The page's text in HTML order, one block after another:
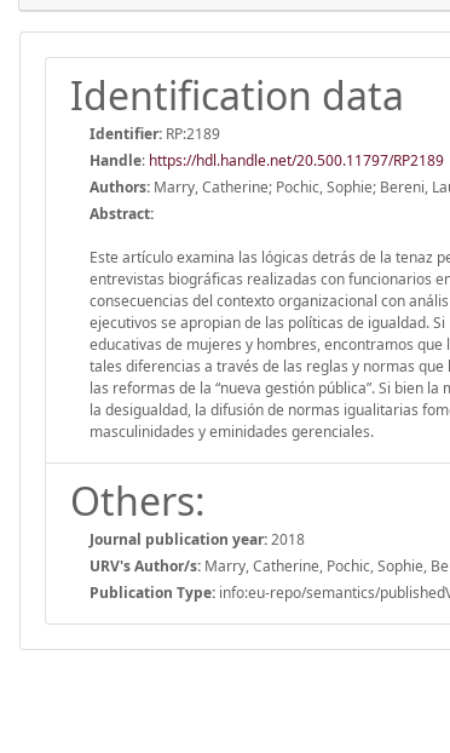
Identification data
Identifier: RP:2189
Handle: https://hdl.handle.net/20.500.11797/RP2189
Authors: Marry, Catherine; Pochic, Sophie; Bereni,
Abstract:
Este artículo examina las lógicas detrás de la tenaz
entrevistas biográficas realizadas con funcionarios
consecuencias del contexto organizacional con
ejecutivos se apropian de las políticas de igualdad.
educativas de mujeres y hombres, encontramos
tales diferencias a través de las reglas y normas
las reformas de la “nueva gestión pública”. Si bien
la desigualdad, la difusión de normas igualitarias
masculinidades y eminidades gerenciales.
Others:
Journal publication year:2018
URV's Author/s: Marry, Catherine, Pochic, Sophie,
Publication Type: info:eu-repo/semantics/